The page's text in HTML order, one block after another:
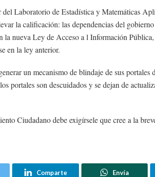
Laboratorio de Estadística y Matemáticas
la calificación: las dependencias del
nueva Ley de Acceso a l Información
en la ley anterior.
un mecanismo de blindaje de sus portales
portales son descuidados y se dejan de
Ciudadano debe exigírsele que cree a la
Comparte Envía